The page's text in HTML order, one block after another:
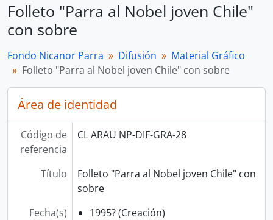
Folleto "Parra al Nobel joven Chile"
con sobre
Fondo Nicanor Parra Difusión
Material Gráfico
Folleto "Parra al Nobel joven Chile" con sobre
Área de identidad
Código de
referencia
CL ARAU NP-DIF-GRA-28
Título
Folleto "Parra al Nobel joven Chile" con
sobre
Fecha(s)
1995? (Creación)